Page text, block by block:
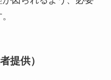
提供）